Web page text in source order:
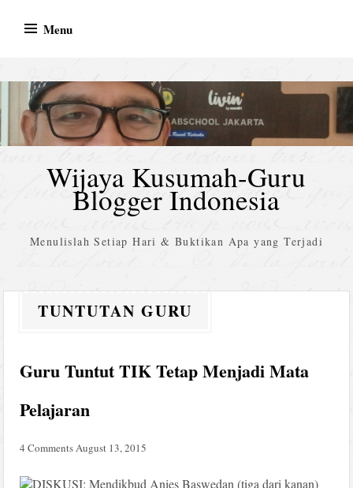
Menu
Wijaya Kusumah-Guru
Blogger Indonesia
Menulislah Setiap Hari & Buktikan Apa yang Terjadi
TUNTUTAN GURU
Guru Tuntut TIK Tetap Menjadi Mata
Pelajaran
4 Comments August 13, 2015